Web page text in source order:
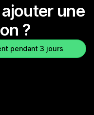
une
?
pendant 3 jours